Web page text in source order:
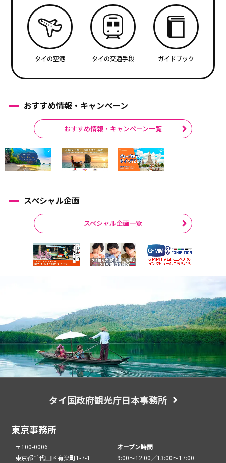
タイの空港 タイの交通手段 ガイドブック
おすすめ情報・キャンペーン
おすすめ情報・キャンペーン一覧
スペシャル企画
スペシャル企画一覧
タイ国政府観光庁日本事務所
東京事務所
〒100-0006
東京都千代田区有楽町1-7-1
オープン時間
9:00～12:00／13:00～17:00